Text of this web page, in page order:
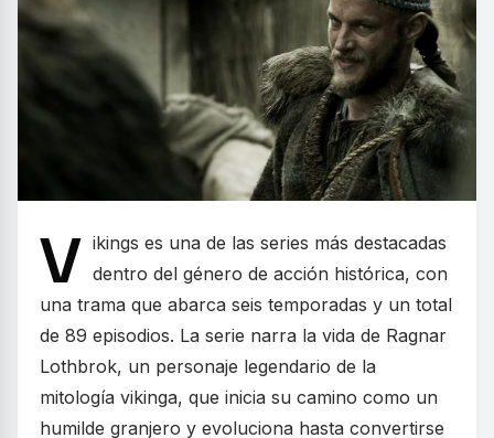
V ikings es una de las series más destacadas
dentro del género de acción histórica, con
una trama que abarca seis temporadas y un total
de 89 episodios. La serie narra la vida de Ragnar
Lothbrok, un personaje legendario de la
mitología vikinga, que inicia su camino como un
humilde granjero y evoluciona hasta convertirse